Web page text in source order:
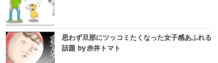
思わず旦那にツッコミたくなった女子感あふれる
話題 by 赤井トマト